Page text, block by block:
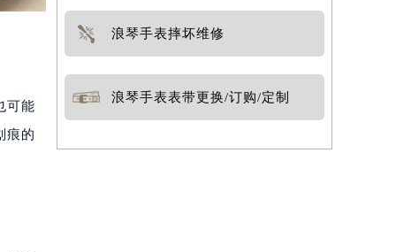
可能
痕的
浪琴手表摔坏维修
浪琴手表表带更换/订购/定制